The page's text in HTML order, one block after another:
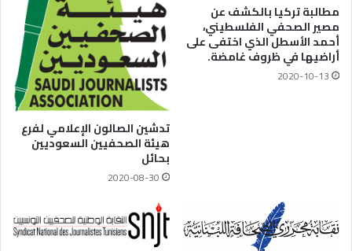
مطالبة تركيا بالكشف عن
مصير الصحفي الفلسطيني،
أحمد الأسطل الذي اختفى على
أراضيها في ظروف غامضة.
2020-10-13
تدشين الصالون الإعلامي لفرع
هيئة الصحفيين السعوديين
بحائل
2020-08-30